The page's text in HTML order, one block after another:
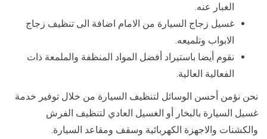
الغبار عنه.
غسيل زجاج السيارة من الامام اضافة الى تنظيف زجاج
الابواب وتلميعه.
نقوم أيضا باستيراد أفضل المواد المنظفة والملمعة ذات
الفعالية العالية.
نحن نؤمن أحسن الوسائل لتنظيف السيارة من خلال توفير خدمة
غسيل السيارة بالبخار أو الغسيل العادي لتنظيف الفرش
والكشنات والاجهزة الكهربائية وسقف ومقاعد السيارة.